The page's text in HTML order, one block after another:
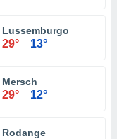
Lussemburgo
29° 13°
Mersch
29° 12°
Rodange